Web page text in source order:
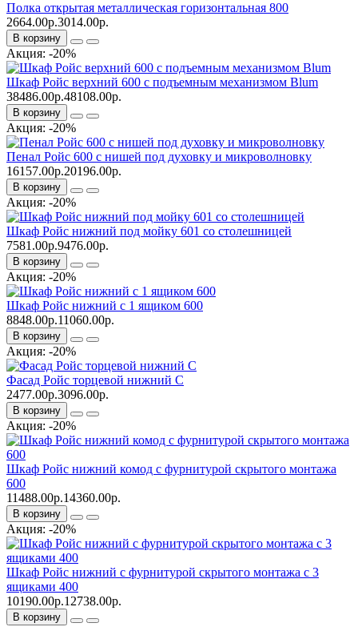
Полка открытая металлическая горизонтальная 800
2664.00р.3014.00р.
В корзину
Акция: -20%
Шкаф Ройс верхний 600 с подъемным механизмом Blum
38486.00р.48108.00р.
В корзину
Акция: -20%
Пенал Ройс 600 с нишей под духовку и микроволновку
16157.00р.20196.00р.
В корзину
Акция: -20%
Шкаф Ройс нижний под мойку 601 со столешницей
7581.00р.9476.00р.
В корзину
Акция: -20%
Шкаф Ройс нижний с 1 ящиком 600
8848.00р.11060.00р.
В корзину
Акция: -20%
Фасад Ройс торцевой нижний С
2477.00р.3096.00р.
В корзину
Акция: -20%
Шкаф Ройс нижний комод с фурнитурой скрытого монтажа
600
11488.00р.14360.00р.
В корзину
Акция: -20%
Шкаф Ройс нижний с фурнитурой скрытого монтажа с 3
ящиками 400
10190.00р.12738.00р.
В корзину